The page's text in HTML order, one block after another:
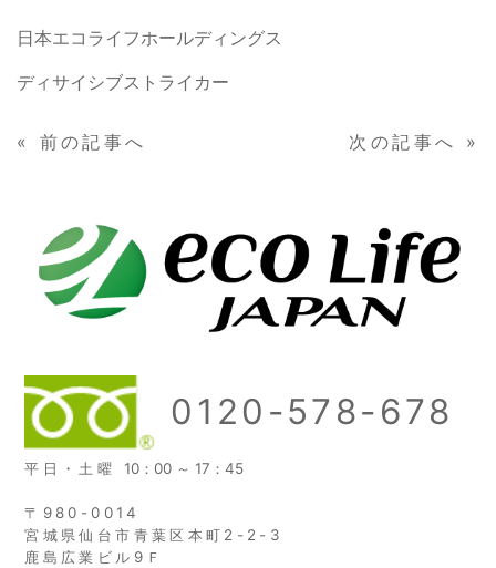
日本エコライフホールディングス
ディサイシブストライカー
« 前の記事へ 次の記事へ »
0120-578-678
平日・土曜 10：00 ～ 17：45
〒980-0014
宮城県仙台市青葉区本町2-2-3
鹿島広業ビル9Ｆ